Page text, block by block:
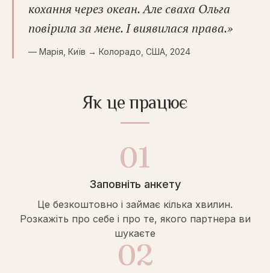
кохання через океан. Але сваха Ольга
повірила за мене. І виявилася права.»
— Марія, Київ → Колорадо, США, 2024
Як це працює
01
Заповніть анкету
Це безкоштовно і займає кілька хвилин.
Розкажіть про себе і про те, якого партнера ви
шукаєте
02